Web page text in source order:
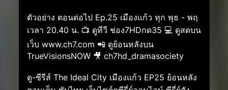
ตัวอย่าง ตอนต่อไป Ep.25 เมืองแก้ว ทุก พุธ - พฤ
เวลา 20.40 น. 📺 ดูทีวี ช่อง7HDกด35 💻 ดูสดบน
เว็บ www.ch7.com 📲 ดูย้อนหลังบน
TrueVisionsNOW 🎥 ch7hd_dramasociety
ดู-ซีรีส์ The Ideal City เมืองแก้ว EP25 ย้อนหลัง